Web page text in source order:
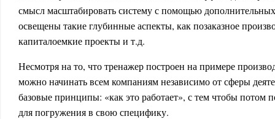
смысл масштабировать систему с помощью
освещены такие глубинные аспекты, как позаказное
капиталоемкие проекты и т.д.
Несмотря на то, что тренажер построен на примере
можно начинать всем компаниям независимо от сферы
базовые принципы: «как это работает», с тем чтобы потом
для погружения в свою специфику.